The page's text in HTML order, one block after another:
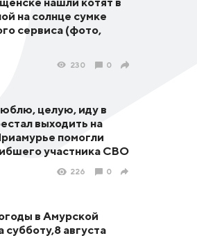
на солнце сумке
сервиса (фото,
230 0
целую, иду в
выходить на
помогли
участника СВО
226 0
в Амурской
субботу,8 августа